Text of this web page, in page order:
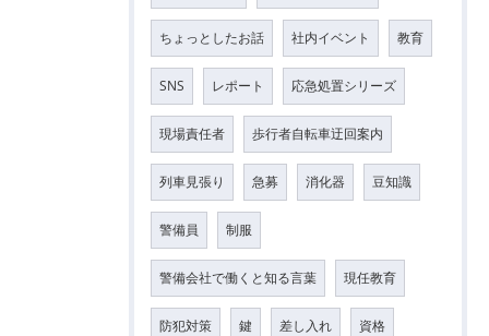
ちょっとしたお話 社内イベント 教育
SNS レポート 応急処置シリーズ
現場責任者 歩行者自転車迂回案内
列車見張り 急募 消化器 豆知識
警備員 制服
警備会社で働くと知る言葉 現任教育
防犯対策 鍵 差し入れ 資格